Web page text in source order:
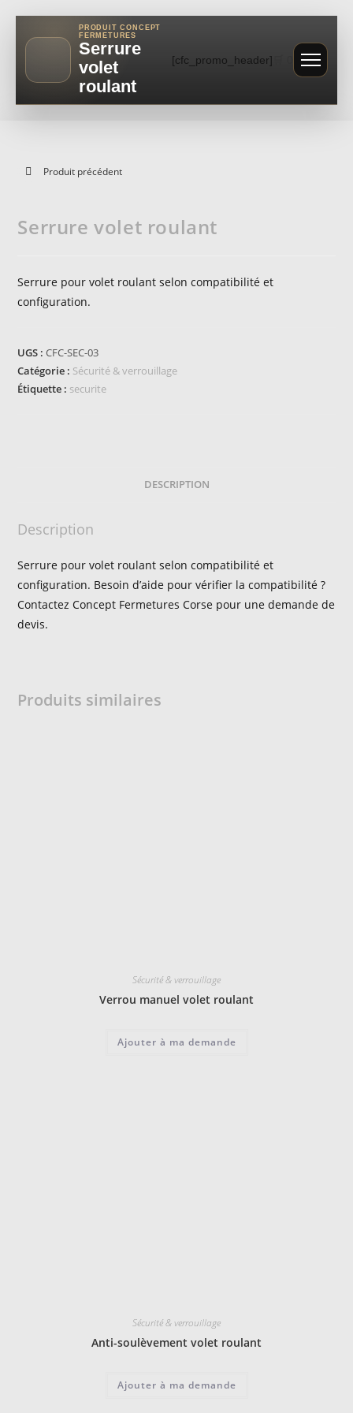
PRODUIT CONCEPT
FERMETURES
Serrure
volet
roulant
[cfc_promo_header]
Produit précédent
Serrure volet roulant
Serrure pour volet roulant selon compatibilité et
configuration.
UGS :CFC-SEC-03
Catégorie : Sécurité & verrouillage
Étiquette : securite
DESCRIPTION
Description
Serrure pour volet roulant selon compatibilité et
configuration. Besoin d’aide pour vérifier la compatibilité ?
Contactez Concept Fermetures Corse pour une demande de
devis.
Produits similaires
Sécurité & verrouillage
Verrou manuel volet roulant
Ajouter à ma demande
Sécurité & verrouillage
Anti-soulèvement volet roulant
Ajouter à ma demande